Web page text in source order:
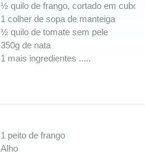
½ quilo de frango, cortado em cubos
1 colher de sopa de manteiga
½ quilo de tomate sem pele
350g de nata
1 mais ingredientes .....
1 peito de frango
Alho